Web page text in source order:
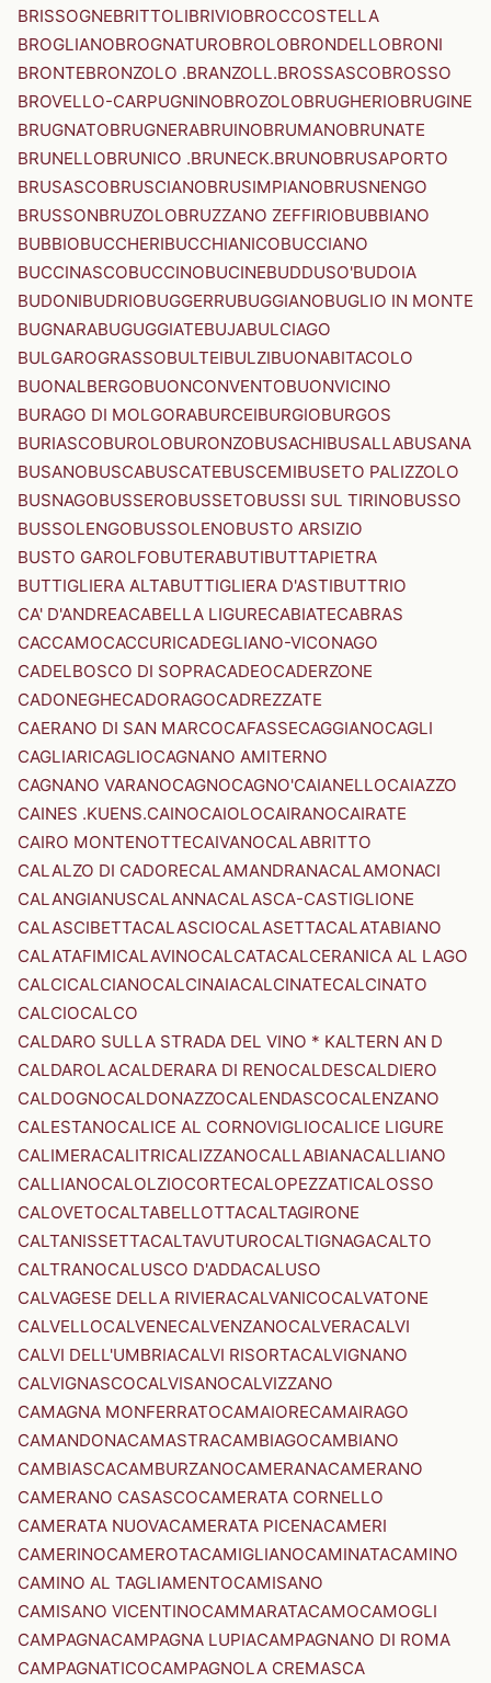
BRISSOGNEBRITTOLIBRIVIOBROCCOSTELLA
BROGLIANOBROGNATUROBROLOBRONDELLOBRONI
BRONTEBRONZOLO .BRANZOLL.BROSSASCOBROSSO
BROVELLO-CARPUGNINOBROZOLOBRUGHERIOBRUGINE
BRUGNATOBRUGNERABRUINOBRUMANOBRUNATE
BRUNELLOBRUNICO .BRUNECK.BRUNOBRUSAPORTO
BRUSASCOBRUSCIANOBRUSIMPIANOBRUSNENGO
BRUSSONBRUZOLOBRUZZANO ZEFFIRIOBUBBIANO
BUBBIOBUCCHERIBUCCHIANICOBUCCIANO
BUCCINASCOBUCCINOBUCINEBUDDUSO'BUDOIA
BUDONIBUDRIOBUGGERRUBUGGIANOBUGLIO IN MONTE
BUGNARABUGUGGIATEBUJABULCIAGO
BULGAROGRASSOBULTEIBULZIBUONABITACOLO
BUONALBERGOBUONCONVENTOBUONVICINO
BURAGO DI MOLGORABURCEIBURGIOBURGOS
BURIASCOBUROLOBURONZOBUSACHIBUSALLABUSANA
BUSANOBUSCABUSCATEBUSCEMIBUSETO PALIZZOLO
BUSNAGOBUSSEROBUSSETOBUSSI SUL TIRINOBUSSO
BUSSOLENGOBUSSOLENOBUSTO ARSIZIO
BUSTO GAROLFOBUTERABUTIBUTTAPIETRA
BUTTIGLIERA ALTABUTTIGLIERA D'ASTIBUTTRIO
CA' D'ANDREACABELLA LIGURECABIATECABRAS
CACCAMOCACCURICADEGLIANO-VICONAGO
CADELBOSCO DI SOPRACADEOCADERZONE
CADONEGHECADORAGOCADREZZATE
CAERANO DI SAN MARCOCAFASSECAGGIANOCAGLI
CAGLIARICAGLIOCAGNANO AMITERNO
CAGNANO VARANOCAGNOCAGNO'CAIANELLOCAIAZZO
CAINES .KUENS.CAINOCAIOLOCAIRANOCAIRATE
CAIRO MONTENOTTECAIVANOCALABRITTO
CALALZO DI CADORECALAMANDRANACALAMONACI
CALANGIANUSCALANNACALASCA-CASTIGLIONE
CALASCIBETTACALASCIOCALASETTACALATABIANO
CALATAFIMICALAVINOCALCATACALCERANICA AL LAGO
CALCICALCIANOCALCINAIACALCINATECALCINATO
CALCIOCALCO
CALDARO SULLA STRADA DEL VINO * KALTERN AN D
CALDAROLACALDERARA DI RENOCALDESCALDIERO
CALDOGNOCALDONAZZOCALENDASCOCALENZANO
CALESTANOCALICE AL CORNOVIGLIOCALICE LIGURE
CALIMERACALITRICALIZZANOCALLABIANACALLIANO
CALLIANOCALOLZIOCORTECALOPEZZATICALOSSO
CALOVETOCALTABELLOTTACALTAGIRONE
CALTANISSETTACALTAVUTUROCALTIGNAGACALTO
CALTRANOCALUSCO D'ADDACALUSO
CALVAGESE DELLA RIVIERACALVANICOCALVATONE
CALVELLOCALVENECALVENZANOCALVERACALVI
CALVI DELL'UMBRIACALVI RISORTACALVIGNANO
CALVIGNASCOCALVISANOCALVIZZANO
CAMAGNA MONFERRATOCAMAIORECAMAIRAGO
CAMANDONACAMASTRACAMBIAGOCAMBIANO
CAMBIASCACAMBURZANOCAMERANACAMERANO
CAMERANO CASASCOCAMERATA CORNELLO
CAMERATA NUOVACAMERATA PICENACAMERI
CAMERINOCAMEROTACAMIGLIANOCAMINATACAMINO
CAMINO AL TAGLIAMENTOCAMISANO
CAMISANO VICENTINOCAMMARATACAMOCAMOGLI
CAMPAGNACAMPAGNA LUPIACAMPAGNANO DI ROMA
CAMPAGNATICOCAMPAGNOLA CREMASCA